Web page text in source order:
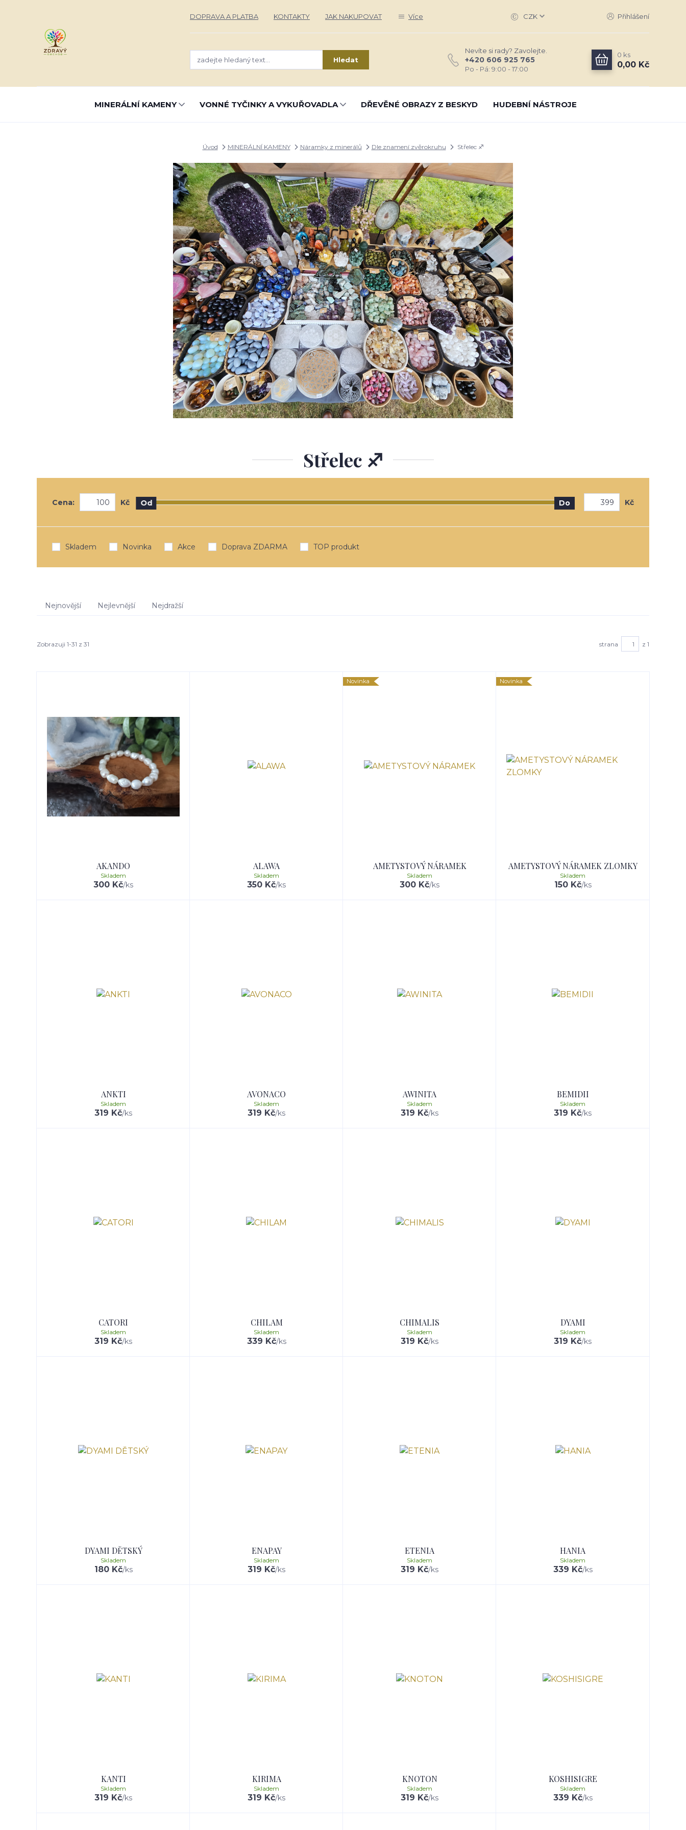
DOPRAVA A PLATBA KONTAKTY JAK NAKUPOVAT Více CZK Přihlášení
Hledat
Nevíte si rady? Zavolejte.
+420 606 925 765
Po - Pá: 9:00 - 17:00
0 ks
0,00 Kč
MINERÁLNÍ KAMENY VONNÉ TYČINKY A VYKUŘOVADLA DŘEVĚNÉ OBRAZY Z BESKYD HUDEBNÍ NÁSTROJE
Úvod MINERÁLNÍ KAMENY Náramky z minerálů Dle znamení zvěrokruhu Střelec ♐
Střelec ♐
Cena: Kč Od Do Kč
Skladem Novinka Akce Doprava ZDARMA TOP produkt
Nejnovější Nejlevnější Nejdražší
Zobrazuji 1-31 z 31 strana z 1
AKANDO
300 Kč/ks
Skladem
ALAWA
350 Kč/ks
Skladem
Novinka
AMETYSTOVÝ NÁRAMEK
300 Kč/ks
Skladem
Novinka
AMETYSTOVÝ NÁRAMEK ZLOMKY
150 Kč/ks
Skladem
ANKTI
319 Kč/ks
Skladem
AVONACO
319 Kč/ks
Skladem
AWINITA
319 Kč/ks
Skladem
BEMIDII
319 Kč/ks
Skladem
CATORI
319 Kč/ks
Skladem
CHILAM
339 Kč/ks
Skladem
CHIMALIS
319 Kč/ks
Skladem
DYAMI
319 Kč/ks
Skladem
DYAMI DĚTSKÝ
180 Kč/ks
Skladem
ENAPAY
319 Kč/ks
Skladem
ETENIA
319 Kč/ks
Skladem
HANIA
339 Kč/ks
Skladem
KANTI
319 Kč/ks
Skladem
KIRIMA
319 Kč/ks
Skladem
KNOTON
319 Kč/ks
Skladem
KOSHISIGRE
339 Kč/ks
Skladem